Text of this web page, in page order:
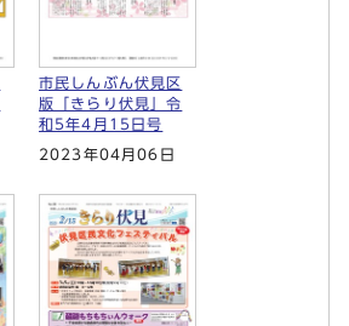
市民しんぶん伏見区
版「きらり伏見」令
和5年4月15日号
2023年04月06日